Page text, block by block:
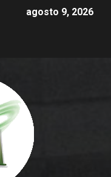
agosto 9, 2026